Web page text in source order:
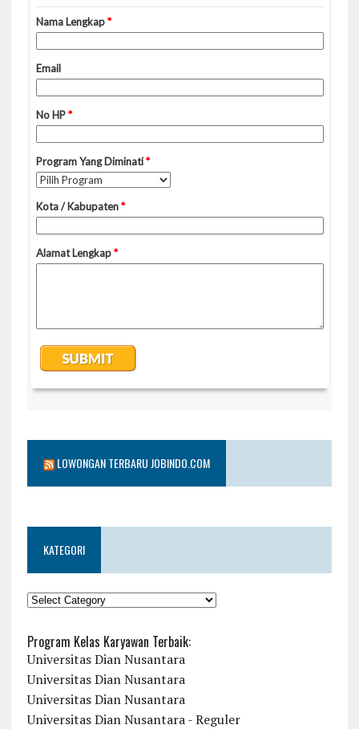
LOWONGAN TERBARU JOBINDO.COM
KATEGORI
KATEGORI
Program Kelas Karyawan Terbaik:
Universitas Dian Nusantara
Universitas Dian Nusantara
Universitas Dian Nusantara
Universitas Dian Nusantara - Reguler